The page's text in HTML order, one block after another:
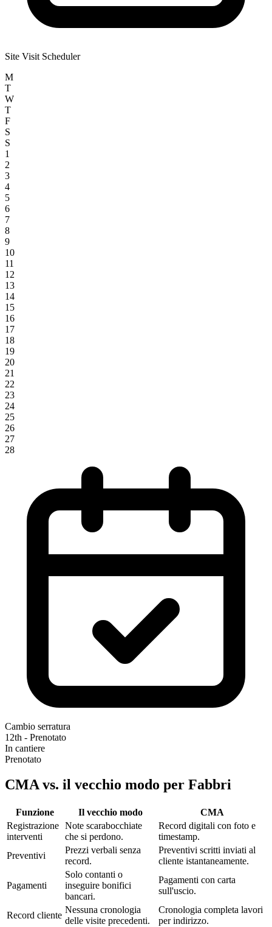
Site Visit Scheduler
M
T
W
T
F
S
S
1
2
3
4
5
6
7
8
9
10
11
12
13
14
15
16
17
18
19
20
21
22
23
24
25
26
27
28
Cambio serratura
12th - Prenotato
In cantiere
Prenotato
CMA vs. il vecchio modo per Fabbri
Funzione Il vecchio modo
CMA‎
Registrazione
interventi
Note scarabocchiate
che si perdono.
Record digitali con foto e
timestamp.
Preventivi
Prezzi verbali senza
record.
Preventivi scritti inviati al
cliente istantaneamente.
Pagamenti
Solo contanti o
inseguire bonifici
bancari.
Pagamenti con carta
sull'uscio.
Record cliente
Nessuna cronologia
delle visite precedenti.
Cronologia completa lavori
per indirizzo.